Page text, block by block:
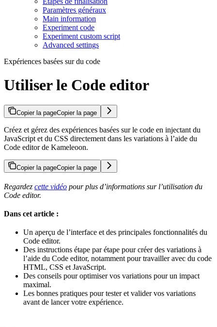
Paramètres généraux
Main information
Experiment code
Experiment custom script
Advanced settings
Expériences basées sur du code
Utiliser le Code editor
Copier la pageCopier la page
Créez et gérez des expériences basées sur le code en injectant du
JavaScript et du CSS directement dans les variations à l’aide du
Code editor de Kameleoon.
Copier la pageCopier la page
Regardez cette vidéo pour plus d’informations sur l’utilisation du
Code editor.
Dans cet article :
Un aperçu de l’interface et des principales fonctionnalités du
Code editor.
Des instructions étape par étape pour créer des variations à
l’aide du Code editor, notamment pour travailler avec du code
HTML, CSS et JavaScript.
Des conseils pour optimiser vos variations pour un impact
maximal.
Les bonnes pratiques pour tester et valider vos variations
avant de lancer votre expérience.